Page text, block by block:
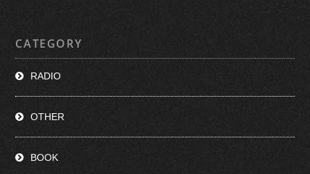
CATEGORY
RADIO
OTHER
BOOK